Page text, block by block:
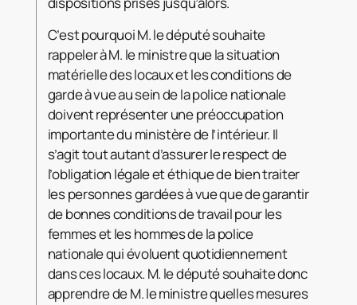
C’est pourquoi M. le député souhaite
rappeler à M. le ministre que la situation
matérielle des locaux et les conditions de
garde à vue au sein de la police nationale
doivent représenter une préoccupation
importante du ministère de l’intérieur. Il
s’agit tout autant d’assurer le respect de
l’obligation légale et éthique de bien traiter
les personnes gardées à vue que de garantir
de bonnes conditions de travail pour les
femmes et les hommes de la police
nationale qui évoluent quotidiennement
dans ces locaux. M. le député souhaite donc
apprendre de M. le ministre quelles mesures